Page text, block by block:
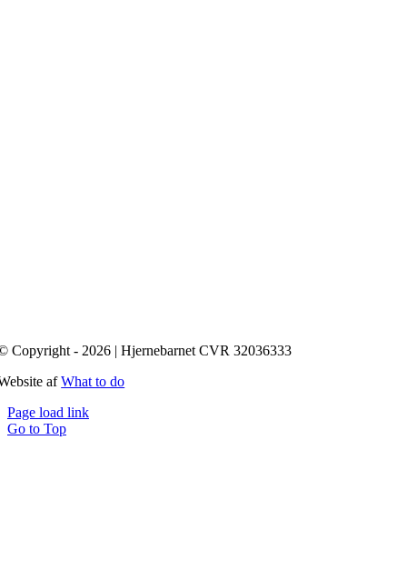
Copyright - 2026 | Hjernebarnet CVR 32036333
afWhat to do
Page load link
Go to Top